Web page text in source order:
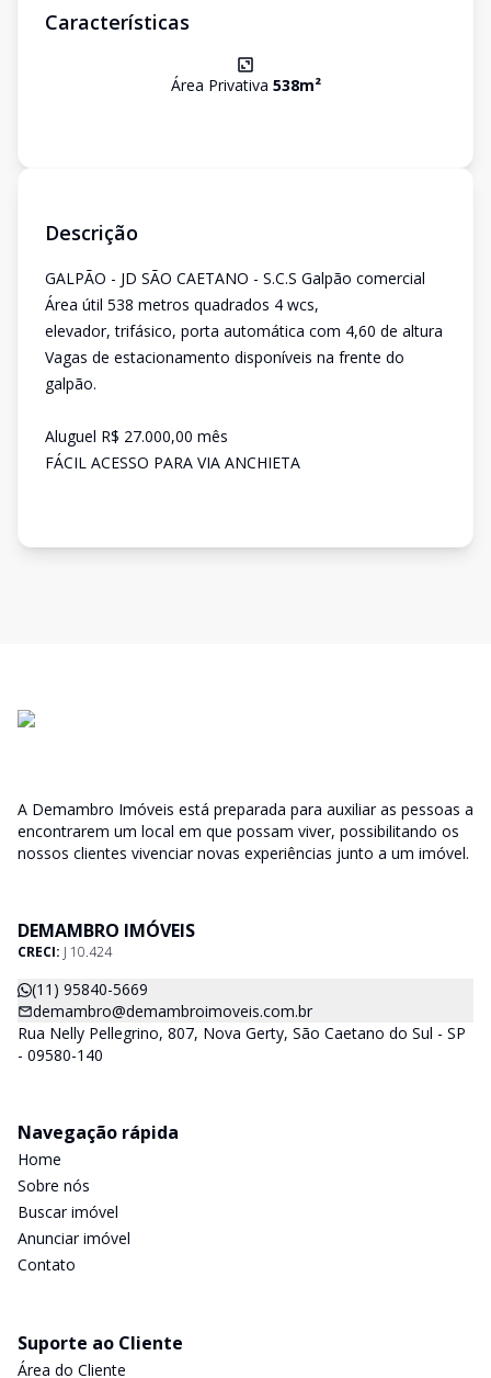
Características
Área Privativa 538m²
Descrição
GALPÃO - JD SÃO CAETANO - S.C.S Galpão comercial
Área útil 538 metros quadrados 4 wcs,
elevador, trifásico, porta automática com 4,60 de altura
Vagas de estacionamento disponíveis na frente do
galpão.
Aluguel R$ 27.000,00 mês
FÁCIL ACESSO PARA VIA ANCHIETA
A Demambro Imóveis está preparada para auxiliar as pessoas a
encontrarem um local em que possam viver, possibilitando os
nossos clientes vivenciar novas experiências junto a um imóvel.
DEMAMBRO IMÓVEIS
CRECI: J 10.424
(11) 95840-5669
demambro@demambroimoveis.com.br
Rua Nelly Pellegrino, 807, Nova Gerty, São Caetano do Sul - SP
- 09580-140
Navegação rápida
Home
Sobre nós
Buscar imóvel
Anunciar imóvel
Contato
Suporte ao Cliente
Área do Cliente